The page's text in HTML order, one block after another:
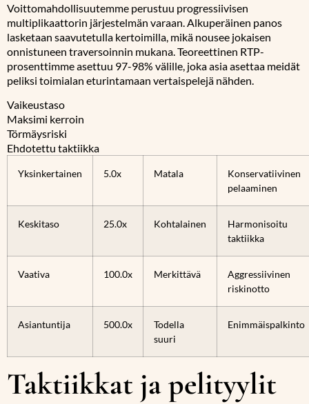
Voittomahdollisuutemme perustuu progressiivisen
multiplikaattorin järjestelmän varaan. Alkuperäinen panos
lasketaan saavutetulla kertoimilla, mikä nousee jokaisen
onnistuneen traversoinnin mukana. Teoreettinen RTP-
prosenttimme asettuu 97-98% välille, joka asia asettaa meidät
peliksi toimialan eturintamaan vertaispelejä nähden.
Vaikeustaso
Maksimi kerroin
Törmäysriski
Ehdotettu taktiikka
Yksinkertainen 5.0x Matala
Konservatiivinen
pelaaminen
Keskitaso 25.0x Kohtalainen
Harmonisoitu
taktiikka
Vaativa 100.0x Merkittävä
Aggressiivinen
riskinotto
Asiantuntija 500.0x
Todella
suuri
Enimmäispalkinto
Taktiikkat ja pelityylit